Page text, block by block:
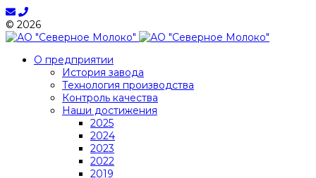
© 2026
О предприятии
История завода
Технология производства
Контроль качества
Наши достижения
2025
2024
2023
2022
2019